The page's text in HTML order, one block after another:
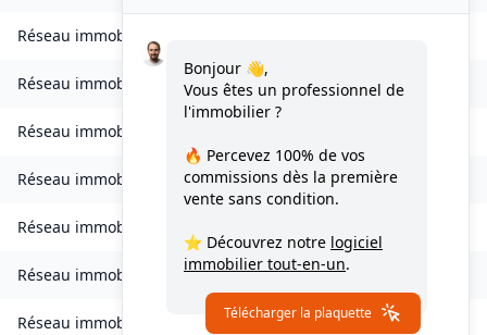
Réseau immobilier
Réseau immobilier Chisa(20240)
Réseau immobilier
Réseau immobilier Barbaggio(20253)
Réseau immobilier
Réseau immobilier Calvi(20260)
Réseau immobilier Campana(20229)
Bonjour 👋,
Vous êtes un professionnel de
l'immobilier ?
🔥 Percevez 100% de vos
commissions dès la première
vente sans condition.
⭐ Découvrez notre logiciel
immobilier tout-en-un.
Télécharger la plaquette